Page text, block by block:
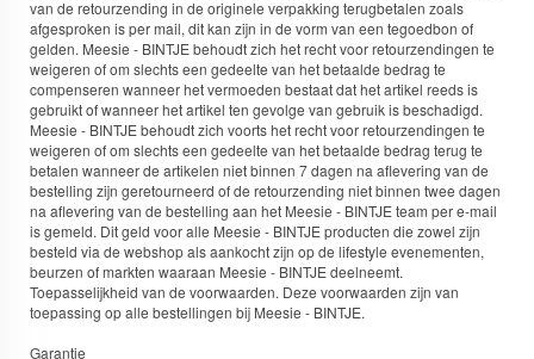
van de retourzending in de originele verpakking terugbetalen zoals
afgesproken is per mail, dit kan zijn in de vorm van een tegoedbon of
gelden. Meesie - BINTJE behoudt zich het recht voor retourzendingen te
weigeren of om slechts een gedeelte van het betaalde bedrag te
compenseren wanneer het vermoeden bestaat dat het artikel reeds is
gebruikt of wanneer het artikel ten gevolge van gebruik is beschadigd.
Meesie - BINTJE behoudt zich voorts het recht voor retourzendingen te
weigeren of om slechts een gedeelte van het betaalde bedrag terug te
betalen wanneer de artikelen niet binnen 7 dagen na aflevering van de
bestelling zijn geretourneerd of de retourzending niet binnen twee dagen
na aflevering van de bestelling aan het Meesie - BINTJE team per e-mail
is gemeld. Dit geld voor alle Meesie - BINTJE producten die zowel zijn
besteld via de webshop als aankocht zijn op de lifestyle evenementen,
beurzen of markten waaraan Meesie - BINTJE deelneemt.
Toepasselijkheid van de voorwaarden. Deze voorwaarden zijn van
toepassing op alle bestellingen bij Meesie - BINTJE.
Garantie